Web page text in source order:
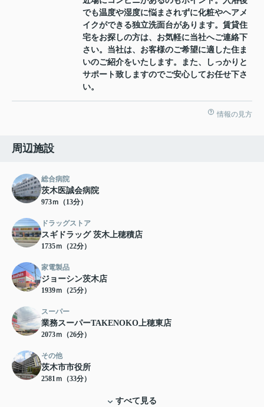
でも温度や湿度に悩まされずに化粧やヘアメ
イクができる独立洗面台があります。賃貸住
宅をお探しの方は、お気軽に当社へご連絡下
さい。当社は、お客様のご希望に適した住ま
いのご紹介をいたします。また、しっかりと
サポート致しますのでご安心してお任せ下さ
い。
情報の見方
周辺施設
総合病院
茨木医誠会病院
973ｍ（13分）
ドラッグストア
スギドラッグ 茨木上穂積店
1735ｍ（22分）
家電製品
ジョーシン茨木店
1939ｍ（25分）
スーパー
業務スーパーTAKENOKO上穂東店
2073ｍ（26分）
その他
茨木市市役所
2581ｍ（33分）
すべて見る